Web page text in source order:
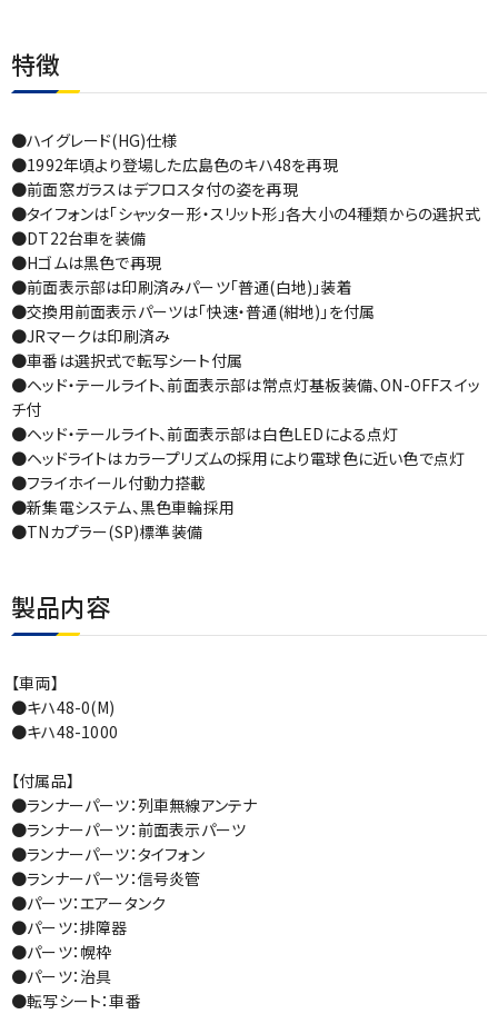
特徴
●ハイグレード(HG)仕様
●1992年頃より登場した広島色のキハ48を再現
●前面窓ガラスはデフロスタ付の姿を再現
●タイフォンは「シャッター形・スリット形」各大小の4種類からの選択式
●DT22台車を装備
●Hゴムは黒色で再現
●前面表示部は印刷済みパーツ「普通(白地)」装着
●交換用前面表示パーツは「快速・普通(紺地)」を付属
●JRマークは印刷済み
●車番は選択式で転写シート付属
●ヘッド・テールライト、前面表示部は常点灯基板装備、ON-OFFスイッ
チ付
●ヘッド・テールライト、前面表示部は白色LEDによる点灯
●ヘッドライトはカラープリズムの採用により電球色に近い色で点灯
●フライホイール付動力搭載
●新集電システム、黒色車輪採用
●TNカプラー(SP)標準装備
製品内容
【車両】
●キハ48-0(M)
●キハ48-1000
【付属品】
●ランナーパーツ：列車無線アンテナ
●ランナーパーツ：前面表示パーツ
●ランナーパーツ：タイフォン
●ランナーパーツ：信号炎管
●パーツ：エアータンク
●パーツ：排障器
●パーツ：幌枠
●パーツ：治具
●転写シート：車番